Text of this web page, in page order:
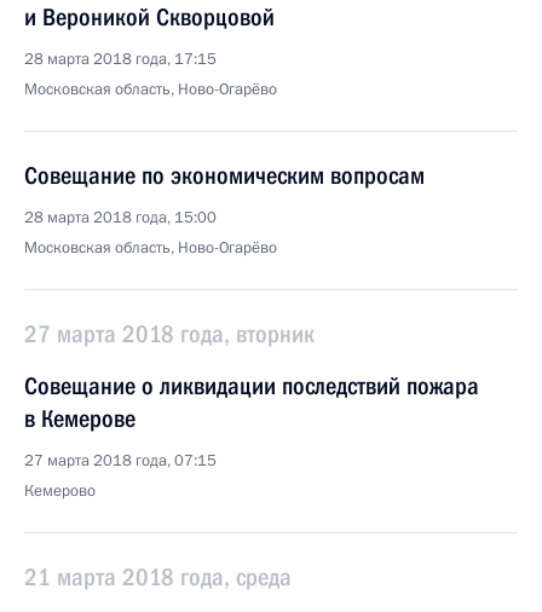
и Вероникой Скворцовой
28 марта 2018 года, 17:15
Московская область, Ново-Огарёво
Совещание по экономическим вопросам
28 марта 2018 года, 15:00
Московская область, Ново-Огарёво
27 марта 2018 года, вторник
Совещание о ликвидации последствий пожара
в Кемерове
27 марта 2018 года, 07:15
Кемерово
21 марта 2018 года, среда